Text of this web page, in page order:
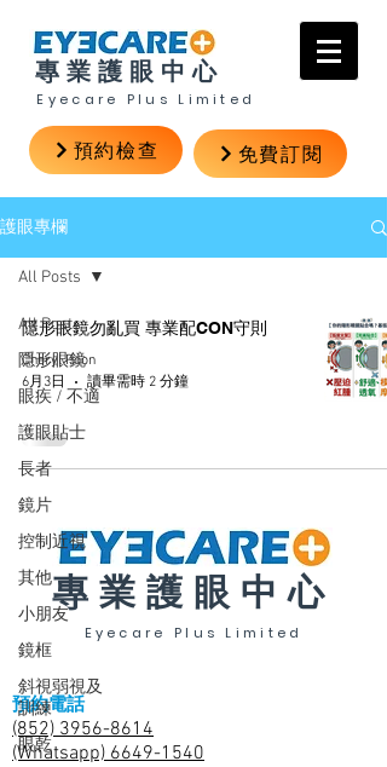
專業護眼中心
Eyecare Plus Limited
預約檢查 免費訂閱
護眼專欄
All Posts
隱形眼鏡
眼疾 / 不適
護眼貼士
長者
鏡片
控制近視
其他
小朋友
鏡框
斜視弱視及
訓練
眼乾
All Posts
隱形眼鏡勿亂買 專業配CON守則
Cheryl Poon
6月3日
讀畢需時 2 分鐘
專業護眼中心
Eyecare Plus Limited
預約電話
(852) 3956-8614
(Whatsapp) 6649-1540